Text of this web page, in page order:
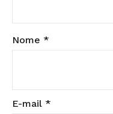
Nome *
E-mail *